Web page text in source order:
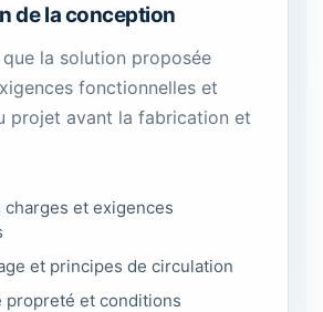
de la conception
la solution proposée
fonctionnelles et
projet avant la fabrication et
charges et exigences
et principes de circulation
propreté et conditions